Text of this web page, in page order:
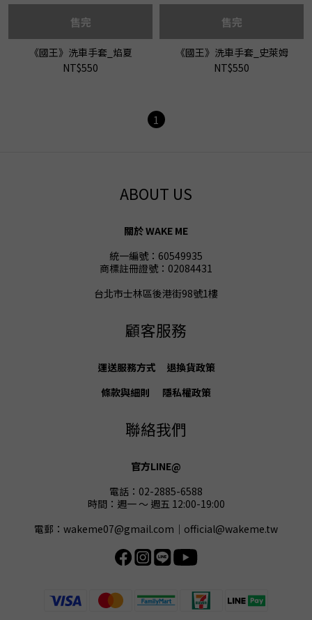
售完
《國王》洗車手套_焰夏
NT$550
售完
《國王》洗車手套_史萊姆
NT$550
1
ABOUT US
關於 WAKE ME
統一編號：60549935
商標註冊證號：02084431
台北市士林區後港街98號1樓
顧客服務
運送服務方式 退換貨政策
條款與細則
隱私權政策
聯絡我們
官方LINE@
電話：02-2885-6588
時間：週一 ～ 週五 12:00-19:00
電郵：wakeme07@gmail.com｜official@wakeme.tw